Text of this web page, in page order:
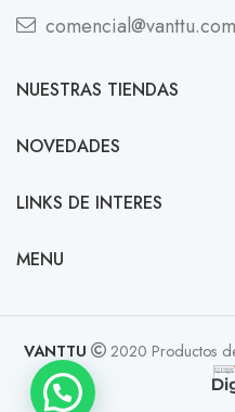
comencial@vanttu.com
NUESTRAS TIENDAS
NOVEDADES
LINKS DE INTERES
MENU
VANTTU 2020 Productos